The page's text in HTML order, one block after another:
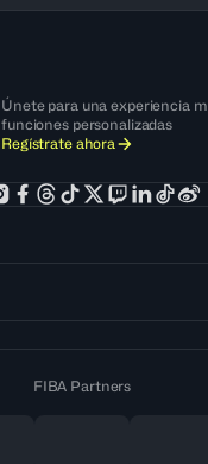
Únete para una experiencia
funciones personalizadas
Regístrate ahora
FIBA Partners